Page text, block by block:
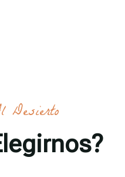
Desierto